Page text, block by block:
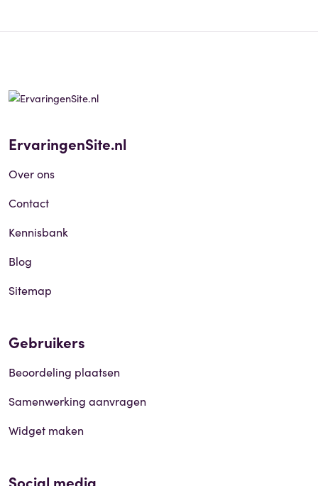
ErvaringenSite.nl
Over ons
Contact
Kennisbank
Blog
Sitemap
Gebruikers
Beoordeling plaatsen
Samenwerking aanvragen
Widget maken
Social media